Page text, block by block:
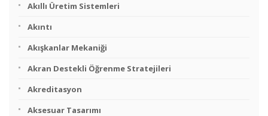
Akıllı Üretim Sistemleri
Akıntı
Akışkanlar Mekaniği
Akran Destekli Öğrenme Stratejileri
Akreditasyon
Aksesuar Tasarımı